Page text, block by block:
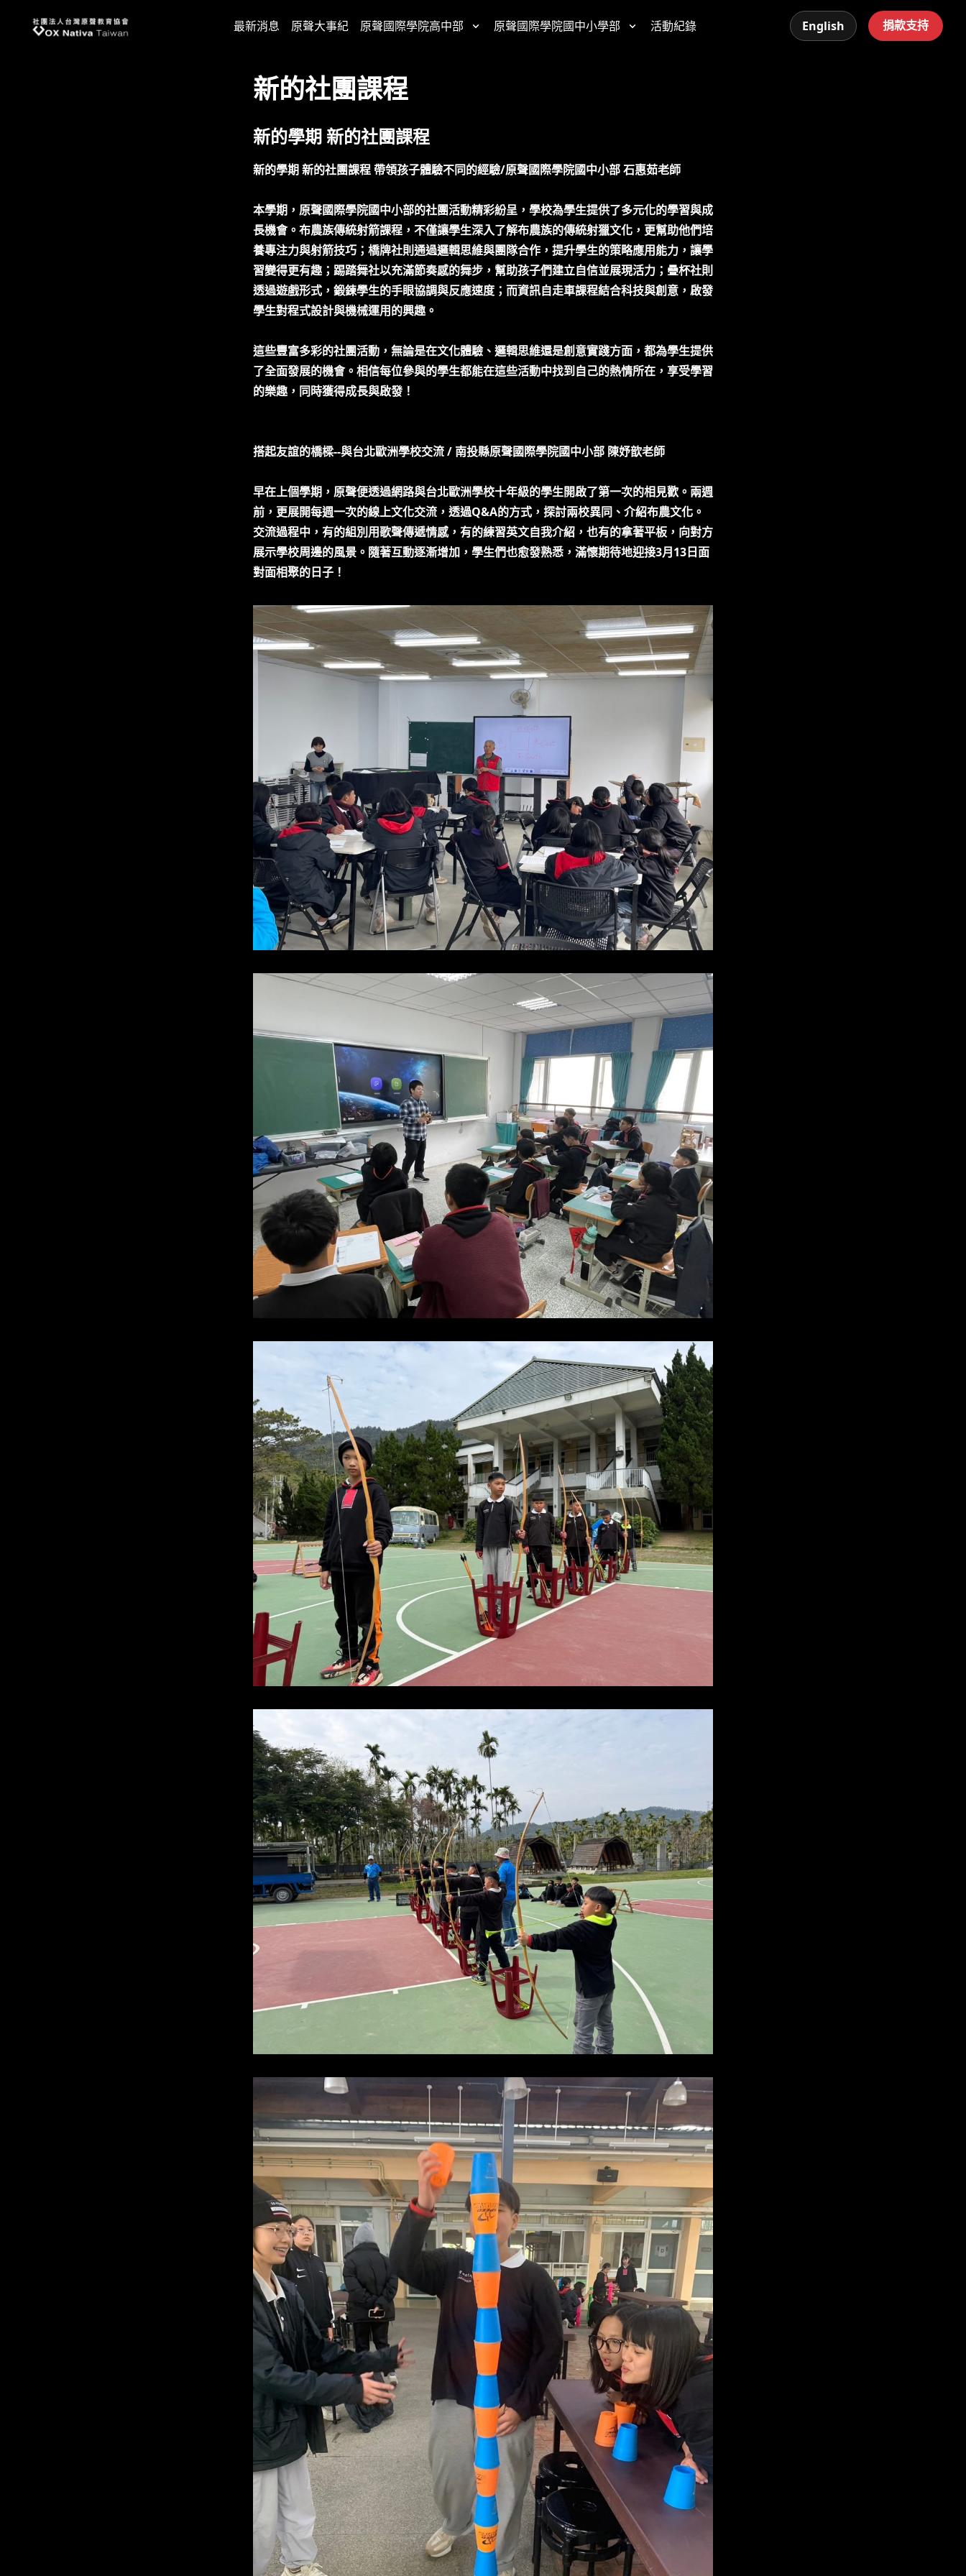
台灣原聲教育協會
最新消息 原聲大事紀 原聲國際學院高中部 原聲國際學院國中小學部 活動紀錄 English 捐款支持
新的社團課程
新的學期 新的社團課程
新的學期 新的社團課程 帶領孩子體驗不同的經驗/原聲國際學院國中小部 石惠茹老師
本學期，原聲國際學院國中小部的社團活動精彩紛呈，學校為學生提供了多元化的學習與成
長機會。布農族傳統射箭課程，不僅讓學生深入了解布農族的傳統射獵文化，更幫助他們培
養專注力與射箭技巧；橋牌社則通過邏輯思維與團隊合作，提升學生的策略應用能力，讓學
習變得更有趣；踢踏舞社以充滿節奏感的舞步，幫助孩子們建立自信並展現活力；疊杯社則
透過遊戲形式，鍛鍊學生的手眼協調與反應速度；而資訊自走車課程結合科技與創意，啟發
學生對程式設計與機械運用的興趣。
這些豐富多彩的社團活動，無論是在文化體驗、邏輯思維還是創意實踐方面，都為學生提供
了全面發展的機會。相信每位參與的學生都能在這些活動中找到自己的熱情所在，享受學習
的樂趣，同時獲得成長與啟發！
搭起友誼的橋樑--與台北歐洲學校交流 / 南投縣原聲國際學院國中小部 陳妤歆老師
早在上個學期，原聲便透過網路與台北歐洲學校十年級的學生開啟了第一次的相見歡。兩週
前，更展開每週一次的線上文化交流，透過Q&A的方式，探討兩校異同、介紹布農文化。
交流過程中，有的組別用歌聲傳遞情感，有的練習英文自我介紹，也有的拿著平板，向對方
展示學校周邊的風景。隨著互動逐漸增加，學生們也愈發熟悉，滿懷期待地迎接3月13日面
對面相聚的日子！